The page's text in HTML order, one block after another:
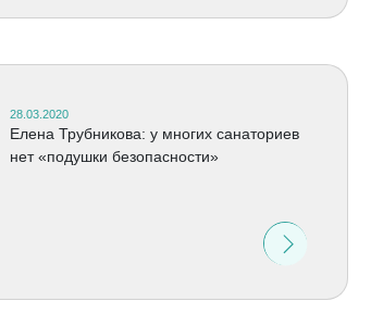
28.03.2020
Елена Трубникова: у многих санаториев
нет «подушки безопасности»